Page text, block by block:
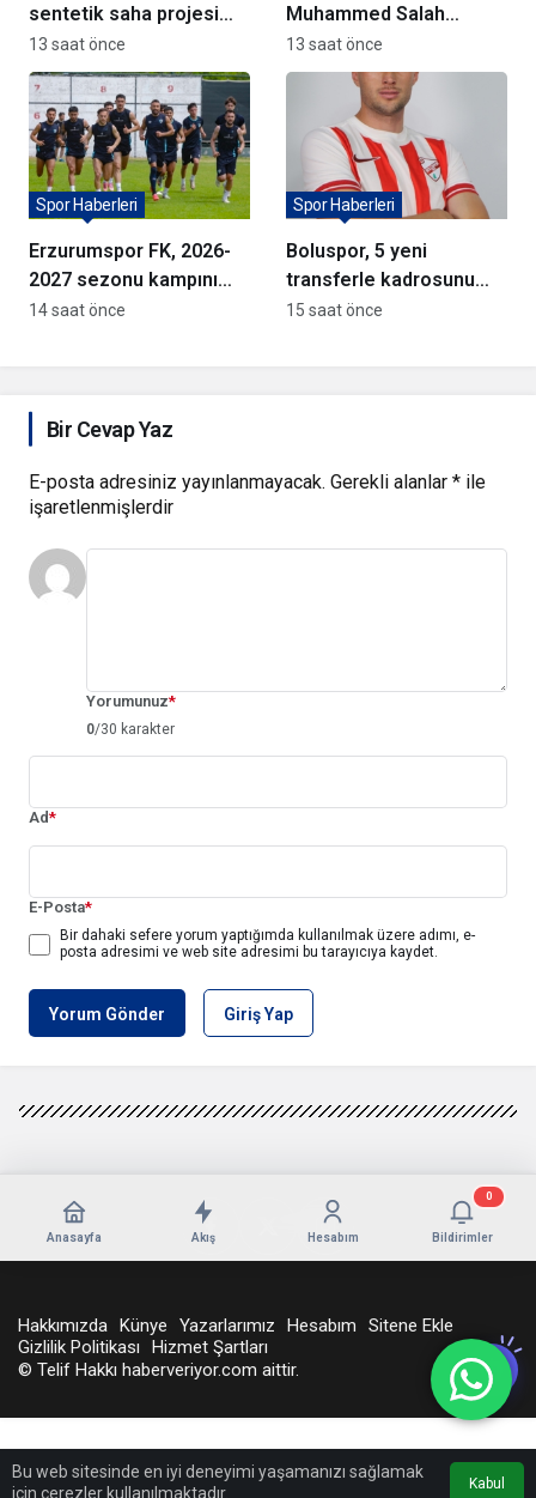
sentetik saha projesi
için söz verildi
13 saat önce
Muhammed Salah
formalarına akın ediyor
13 saat önce
Erzurumspor FK, 2026-
2027 sezonu kampını
tamamladı
Spor Haberleri
14 saat önce
Boluspor, 5 yeni
transferle kadrosunu
güçlendirdi
Spor Haberleri
15 saat önce
Bir Cevap Yaz
E-posta adresiniz yayınlanmayacak. Gerekli alanlar * ile
işaretlenmişlerdir
Yorumunuz*
0/30 karakter
Ad*
E-Posta*
Bir dahaki sefere yorum yaptığımda kullanılmak üzere adımı, e-
posta adresimi ve web site adresimi bu tarayıcıya kaydet.
Yorum Gönder Giriş Yap
Bu web sitesinde en iyi deneyimi yaşamanızı sağlamak
için çerezler kullanılmaktadır.
Kabul
Anasayfa Akış Hesabım Bildirimler
0
Hakkımızda Künye Yazarlarımız Hesabım
Sitene Ekle
Gizlilik Politikası
Hizmet Şartları
© Telif Hakkı haberveriyor.com aittir.